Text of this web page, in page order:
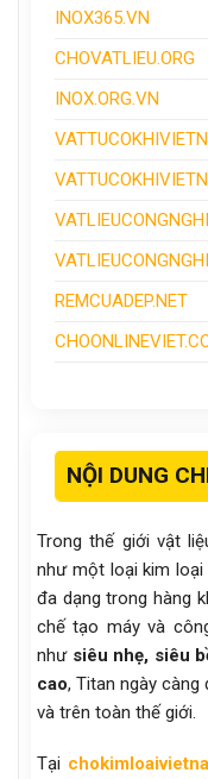
INOX365.VN
CHOVATLIEU.ORG
INOX.ORG.VN
REMCUADEP.NET
NỘI DUNG
Trong thế giới vật
như một loại kim
đa dạng trong hàng
chế tạo máy và
như siêu nhẹ, siêu
cao, Titan ngày
và trên toàn thế giới.
Tại